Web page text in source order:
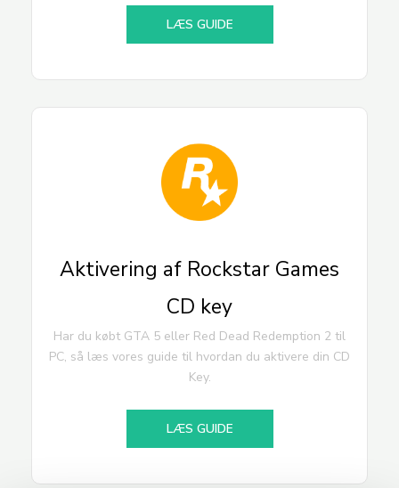
LÆS GUIDE
Aktivering af Rockstar Games
CD key
Har du købt GTA 5 eller Red Dead Redemption 2 til
PC, så læs vores guide til hvordan du aktivere din CD
Key.
LÆS GUIDE